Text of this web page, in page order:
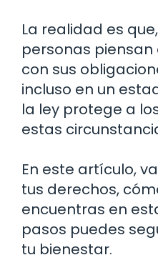
La realidad es
personas
con sus
incluso en un
la ley protege a
estas
En este artículo,
tus derechos,
encuentras en
pasos puedes
tu bienestar.